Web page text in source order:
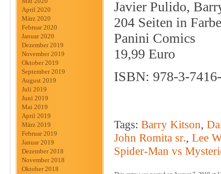
April 2020
März 2020
Februar 2020
Januar 2020
Dezember 2019
November 2019
Oktober 2019
September 2019
August 2019
Juli 2019
Juni 2019
Mai 2019
April 2019
März 2019
Februar 2019
Januar 2019
Dezember 2018
November 2018
Oktober 2018
Javier Pulido,
204 Seiten in
Panini Comics
19,99 Euro
ISBN: 978-3-
Tags: Barry Kitson,
John Romita sr., Lee
Spider-Man vs